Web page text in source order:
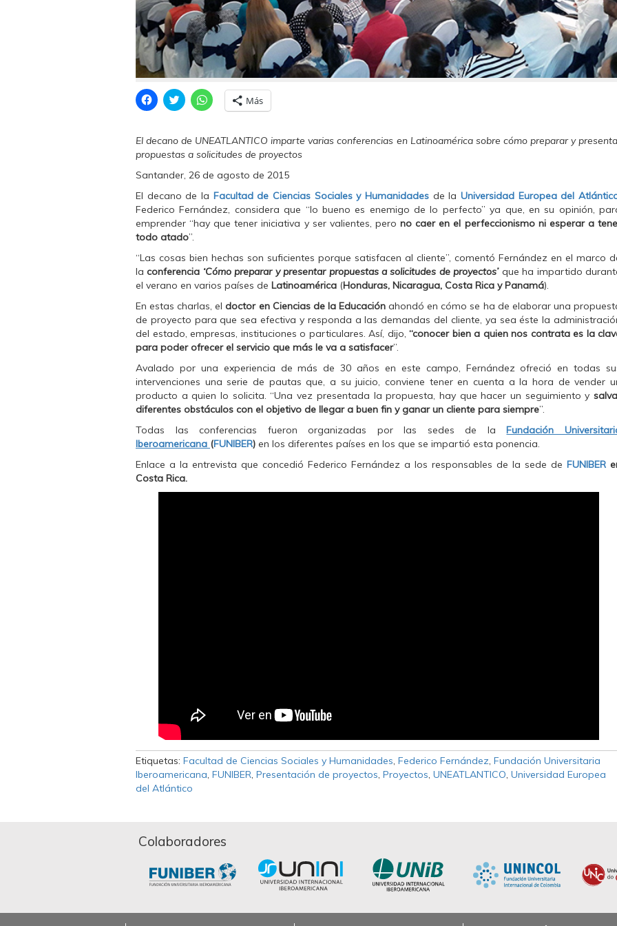
H
a
i
c
p
a
r
c
o
m
p
a
r
i
r
e
n
a
c
e
b
o
o
(
S
e
a
b
r
e
u
a
v
e
H
a
i
c
p
r
c
o
m
p
a
r
i
r
e
n
w
i
t
t
e
r
S
e
a
b
r
e
n
u
n
v
e
n
t
H
a
i
c
p
r
c
o
m
p
r
e
n
h
a
t
s
A
p
(
S
e
a
b
r
e
n
u
a
n
Más
El decano de UNEATLANTICO imparte varias conferencias en Latinoamérica sobre cómo preparar y
propuestas a solicitudes de proyectos
Santander, 26 de agosto de 2015
El decano de la Facultad de Ciencias Sociales y Humanidades de laUniversidad Europea del
Federico Fernández, considera que “lo bueno es enemigo de lo perfecto” ya que, en su opinión,
emprender “hay que tener iniciativa y ser valientes, perono caer en el perfeccionismo ni esperar a
todo atado”.
“Las cosas bien hechas son suficientes porque satisfacen al cliente”, comentó Fernández en el marco
laconferencia ‘Cómo preparar y presentar propuestas a solicitudes de proyectos’ que ha impartido
el verano en varios países de Latinoamérica (Honduras, Nicaragua, Costa Rica y Panamá).
En estas charlas, el doctor en Ciencias de la Educación ahondó en cómo se ha de elaborar una
de proyecto para que sea efectiva y responda a las demandas del cliente, ya sea éste la
del estado, empresas, instituciones o particulares. Así, dijo, “conocer bien a quien nos contrata es la
para poder ofrecer el servicio que más le va a satisfacer”.
Avalado por una experiencia de más de 30 años en este campo, Fernández ofreció en todas
intervenciones una serie de pautas que, a su juicio, conviene tener en cuenta a la hora de vender
producto a quien lo solicita. “Una vez presentada la propuesta, hay que hacer un seguimiento y
diferentes obstáculos con el objetivo de llegar a buen fin y ganar un cliente para siempre”.
Todas las conferencias fueron organizadas por las sedes de laFundación
Iberoamericana (FUNIBER) en los diferentes países en los que se impartió esta ponencia.
Enlace a la entrevista que concedió Federico Fernández a los responsables de la sede de FUNIBER
Costa Rica.
Etiquetas: Facultad de Ciencias Sociales y Humanidades, Federico Fernández, Fundación Universitaria
Iberoamericana, FUNIBER, Presentación de proyectos, Proyectos, UNEATLANTICO, Universidad Europea
del Atlántico
Colaboradores